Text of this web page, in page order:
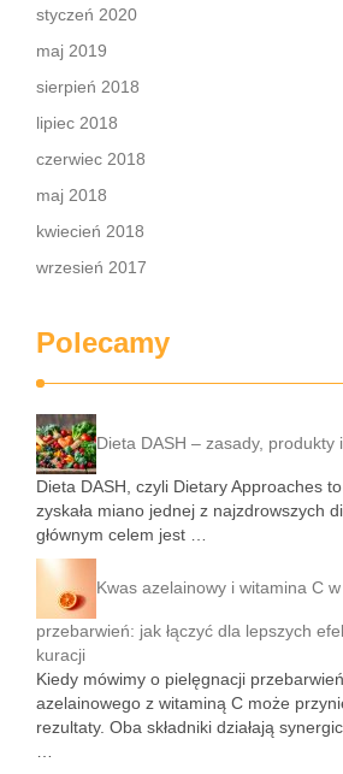
styczeń 2020
maj 2019
sierpień 2018
lipiec 2018
czerwiec 2018
maj 2018
kwiecień 2018
wrzesień 2017
Polecamy
Dieta DASH – zasady, produkty
Dieta DASH, czyli Dietary Approaches
zyskała miano jednej z najzdrowszych
głównym celem jest …
Kwas azelainowy i witamina C
przebarwień: jak łączyć dla lepszych
kuracji
Kiedy mówimy o pielęgnacji
azelainowego z witaminą C może
rezultaty. Oba składniki działają